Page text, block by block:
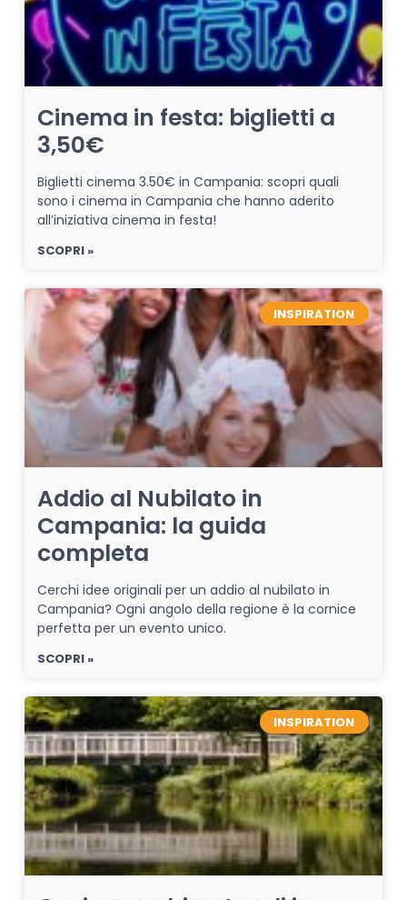
Cinema in festa: biglietti a
3,50€
Biglietti cinema 3.50€ in Campania: scopri quali
sono i cinema in Campania che hanno aderito
all’iniziativa cinema in festa!
SCOPRI »
INSPIRATION
Addio al Nubilato in
Campania: la guida
completa
Cerchi idee originali per un addio al nubilato in
Campania? Ogni angolo della regione è la cornice
perfetta per un evento unico.
SCOPRI »
INSPIRATION